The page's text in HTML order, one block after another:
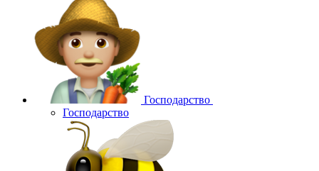
Господарство
Господарство